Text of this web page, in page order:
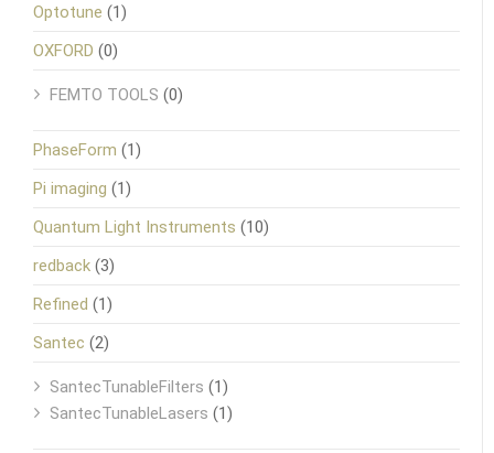
Optotune (1)
OXFORD (0)
FEMTO TOOLS (0)
PhaseForm (1)
Pi imaging (1)
Quantum Light Instruments (10)
redback (3)
Refined (1)
Santec (2)
SantecTunableFilters (1)
SantecTunableLasers (1)